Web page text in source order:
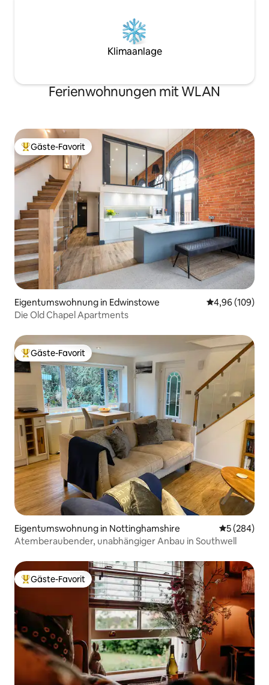
Klimaanlage
Ferienwohnungen mit WLAN
Beliebter Gäste-Favorit.
Gäste-Favorit
Eigentumswohnung in Edwinstowe
4,96 (109)
Die Old Chapel Apartments
Beliebter Gäste-Favorit.
Gäste-Favorit
Eigentumswohnung in Nottinghamshire
5 (284)
Atemberaubender, unabhängiger Anbau in Southwell
Beliebter Gäste-Favorit.
Gäste-Favorit